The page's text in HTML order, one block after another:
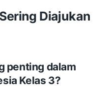
Diajukan
penting dalam
Kelas 3?